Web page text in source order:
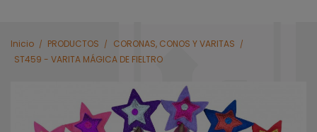
Inicio PRODUCTOS
CORONAS, CONOS Y VARITAS
ST459 - VARITA MÁGICA DE FIELTRO